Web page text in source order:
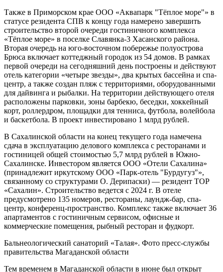
Также в Приморском крае ООО «Аквапарк "Тёплое море"» в
статусе резидента СПВ к концу года намерено завершить
строительство второй очереди гостиничного комплекса
«Тёплое море» в поселке Славянка-3 Хасанского района.
Вторая очередь на юго-восточном побережье полуострова
Брюса включает коттеджный городок из 54 домов. В рамках
первой очереди на сегодняшний день построены и действуют
отель категории «четыре звезды», два крытых бассейна и спа-
центр, а также создан пляж с территориями, оборудованными
для дайвинга и рыбалки. На территории действующего отеля
расположены парковки, зоны барбекю, беседки, хоккейный
корт, роллердром, площадки для тенниса, футбола, волейбола
и баскетбола. В проект инвестировано 1 млрд рублей.
В Сахалинской области на конец текущего года намечена
сдача в эксплуатацию делового комплекса с ресторанами и
гостиницей общей стоимостью 5,7 млрд рублей в Южно-
Сахалинске. Инвестором является ООО «Отели Сахалина»
(принадлежит иркутскому ООО «Парк-отель "Бурдугуз"»,
связанному со структурами О. Дерипаски) — резидент ТОР
«Сахалин». Строительство ведется с 2024 г. В отеле
предусмотрено 135 номеров, рестораны, лаундж-бар, спа-
центр, конференц-пространство. Комплекс также включает 36
апартаментов с гостиничным сервисом, офисные и
коммерческие помещения, рыбный ресторан и фудкорт.
Бальнеологический санаторий «Талая». Фото пресс-службы
правительства Магаданской области
Тем временем в Магаданской области в июне был открыт